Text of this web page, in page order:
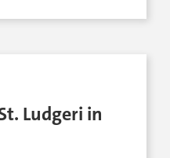
Ludgeri in